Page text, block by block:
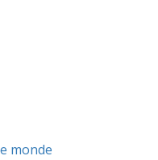
monde